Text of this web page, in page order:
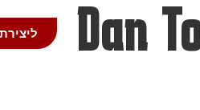
Dan ליצירת קשר